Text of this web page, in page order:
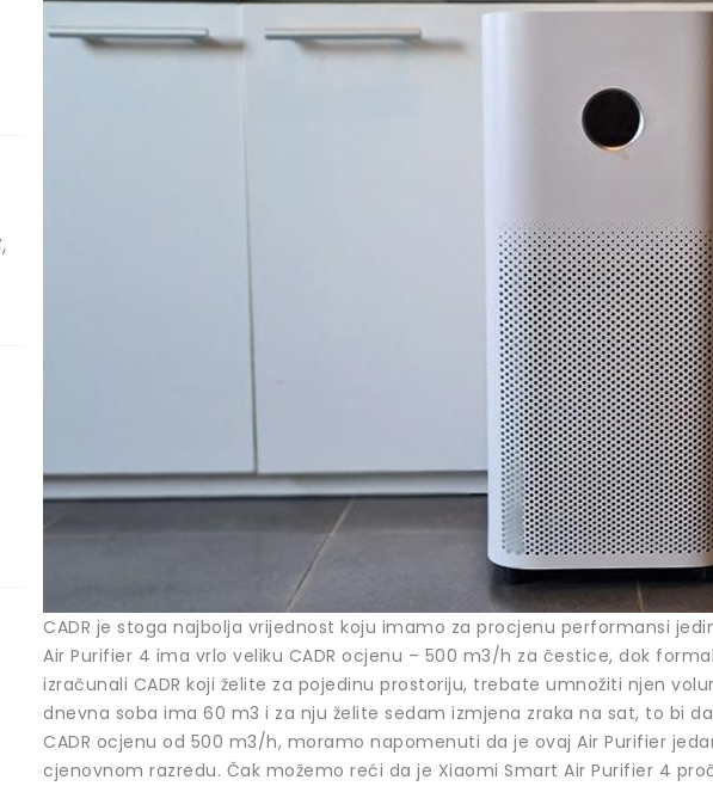
CADR je stoga najbolja vrijednost koju imamo za procjenu performansi
Air Purifier 4 ima vrlo veliku CADR ocjenu – 500 m3/h za čestice, dok
izračunali CADR koji želite za pojedinu prostoriju, trebate umnožiti njen
dnevna soba ima 60 m3 i za nju želite sedam izmjena zraka na sat, to bi
CADR ocjenu od 500 m3/h, moramo napomenuti da je ovaj Air Purifier
cjenovnom razredu. Čak možemo reći da je Xiaomi Smart Air Purifier 4